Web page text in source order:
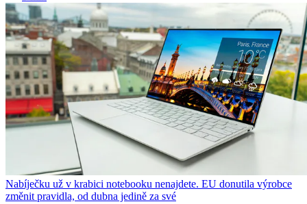
Nabíječku už v krabici notebooku nenajdete. EU donutila výrobce
změnit pravidla, od dubna jedině za své